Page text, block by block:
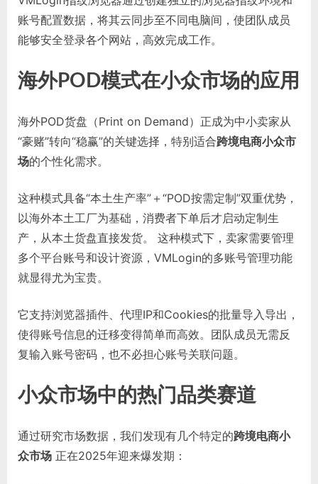
账号配置数据，将其云同步至不同电脑间，使团队成员
能够安全登录各个网站，高效完成工作。
海外POD模式在小众市场的应用
海外POD货盘（Print on Demand）正成为中小卖家从
“豪赌”转向“稳赢”的关键选择，特别适合跨境电商小众市
场的个性化需求。
这种模式具备“本土生产率”＋“POD按需定制”双重优势，
以海外本土工厂为基础，消费者下单后才启动定制生
产，从本土货盘直接发货。 这种模式下，卖家需要管理
多个平台账号和设计资源，VMLogin的多账号管理功能
就显得尤为宝贵。
它支持浏览器插件、代理IP和Cookies的批量导入导出，
使得账号信息的迁移变得简单而高效。团队成员无需反
复输入账号密码，也不必担心账号关联问题。
小众市场中的热门品类赛道
通过研究市场数据，我们发现有几个特定的跨境电商小
众市场 正在2025年迎来爆发期：